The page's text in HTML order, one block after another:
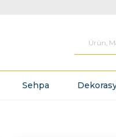
Sehpa